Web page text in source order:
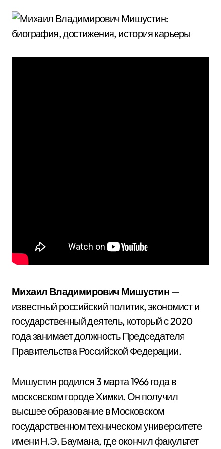
Михаил Владимирович Мишустин —
известный российский политик, экономист и
государственный деятель, который с 2020
года занимает должность Председателя
Правительства Российской Федерации.
Мишустин родился 3 марта 1966 года в
московском городе Химки. Он получил
высшее образование в Московском
государственном техническом университете
имени Н.Э. Баумана, где окончил факультет